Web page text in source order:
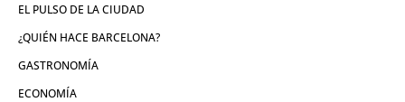
EL PULSO DE LA CIUDAD
¿QUIÉN HACE BARCELONA?
GASTRONOMÍA
ECONOMÍA